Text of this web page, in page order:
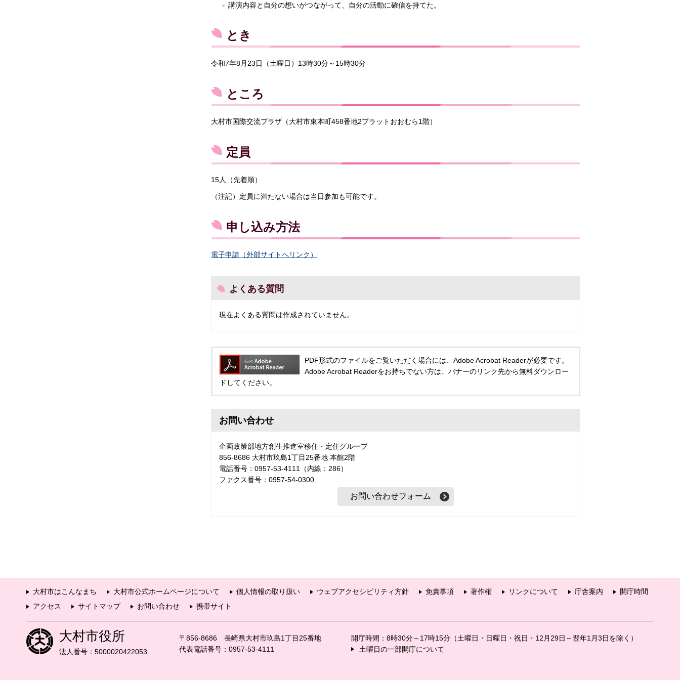
講演内容と自分の想いがつながって、自分の活動に確信を持てた。
とき
令和7年8月23日（土曜日）13時30分～15時30分
ところ
大村市国際交流プラザ（大村市東本町458番地2プラットおおむら1階）
定員
15人（先着順）
（注記）定員に満たない場合は当日参加も可能です。
申し込み方法
電子申請（外部サイトへリンク）
よくある質問
現在よくある質問は作成されていません。
PDF形式のファイルをご覧いただく場合には、Adobe Acrobat Readerが必要です。
Adobe Acrobat Readerをお持ちでない方は、バナーのリンク先から無料ダウンロー
ドしてください。
お問い合わせ
企画政策部地方創生推進室移住・定住グループ
856-8686 大村市玖島1丁目25番地 本館2階
電話番号：0957-53-4111（内線：286）
ファクス番号：0957-54-0300
大村市はこんなまち 大村市公式ホームページについて 個人情報の取り扱い ウェブアクセシビリティ方針 免責事項 著作権 リンクについて 庁舎案内
開庁時間
アクセス
サイトマップ お問い合わせ 携帯サイト
大村市役所
法人番号：5000020422053
〒856-8686 長崎県大村市玖島1丁目25番地
代表電話番号：0957-53-4111
開庁時間：8時30分～17時15分（土曜日・日曜日・祝日・12月29日～翌年1月3日を除く）
土曜日の一部開庁について